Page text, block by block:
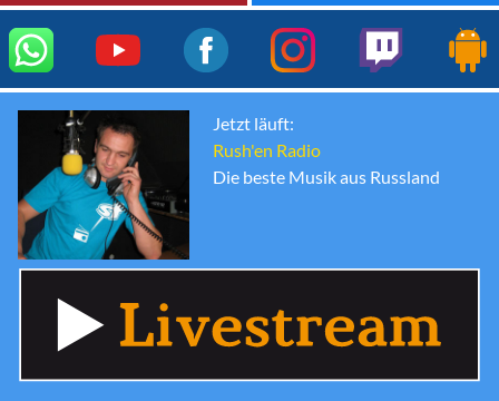
Jetzt läuft:
Rush'en Radio
Die beste Musik aus Russland